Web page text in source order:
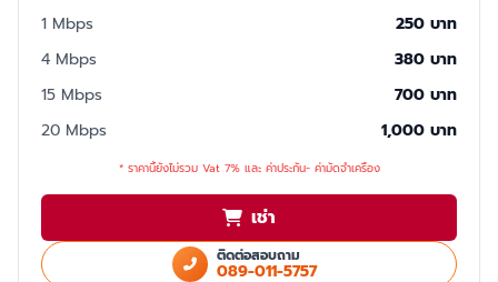
1 Mbps
250 บาท
4 Mbps
380 บาท
15 Mbps
700 บาท
20 Mbps
1,000 บาท
* ราคานี้ยังไม่รวม Vat 7% และ ค่าประกัน- ค่ามัดจำเครื่อง
เช่า
ติดต่อสอบถาม
089-011-5757